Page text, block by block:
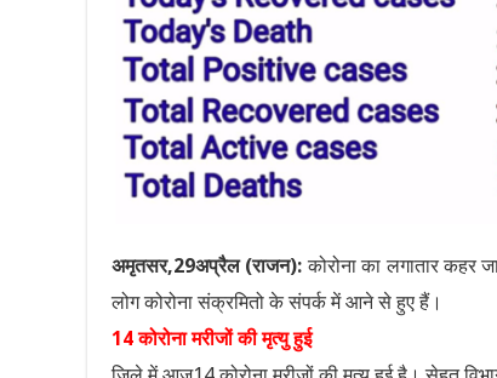
अमृतसर,29अप्रैल (राजन): कोरोना का लगातार कहर
लोग कोरोना संक्रमितो के संपर्क में आने से हुए हैं।
14 कोरोना मरीजों की मृत्यु हुई